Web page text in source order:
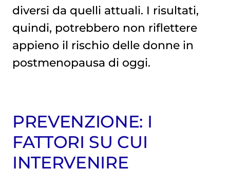
diversi da quelli attuali. I risultati,
quindi, potrebbero non riflettere
appieno il rischio delle donne in
postmenopausa di oggi.
PREVENZIONE: I
FATTORI SU CUI
INTERVENIRE